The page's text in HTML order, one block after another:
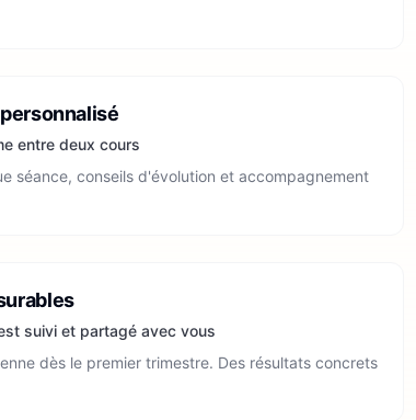
entre deux cours
séance, conseils d'évolution et accompagnement
suivi et partagé avec vous
dès le premier trimestre. Des résultats concrets